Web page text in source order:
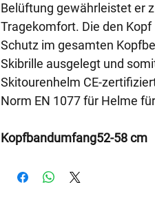
Belüftung gewährleistet er
Tragekomfort. Die den
Schutz im gesamten
Skibrille ausgelegt und
Skitourenhelm CE-
Norm EN 1077 für Helme
Kopfbandumfang52-58 cm